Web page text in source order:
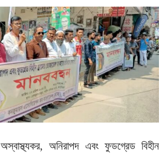
অস্বাস্থ্যকর, অনিরাপদ এবং ফুডগ্রেড বিহীন